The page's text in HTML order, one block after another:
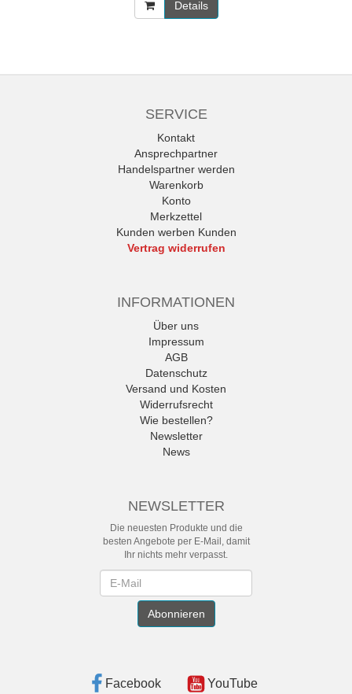
Details
SERVICE
Kontakt
Ansprechpartner
Handelspartner werden
Warenkorb
Konto
Merkzettel
Kunden werben Kunden
Vertrag widerrufen
INFORMATIONEN
Über uns
Impressum
AGB
Datenschutz
Versand und Kosten
Widerrufsrecht
Wie bestellen?
Newsletter
News
NEWSLETTER
Die neuesten Produkte und die
besten Angebote per E-Mail, damit
Ihr nichts mehr verpasst.
Abonnieren
Facebook YouTube